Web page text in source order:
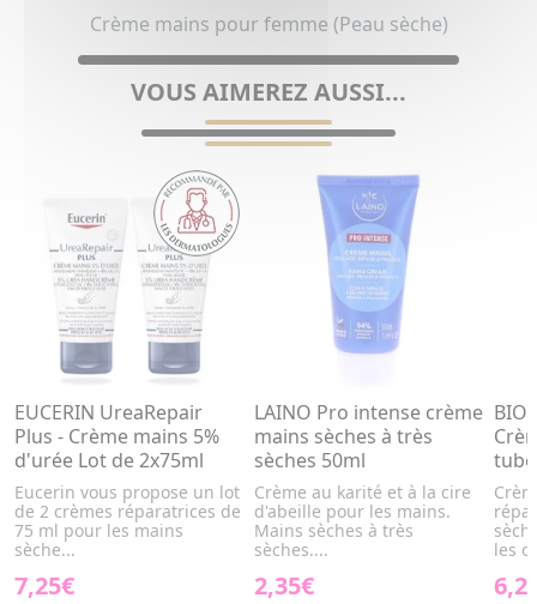
Crème mains pour femme (Peau sèche)
VOUS AIMEREZ AUSSI...
EUCERIN UreaRepair
Plus - Crème mains 5%
d'urée Lot de 2x75ml
Eucerin vous propose un lot
de 2 crèmes réparatrices de
75 ml pour les mains
sèche...
7,25€
LAINO Pro intense crème
mains sèches à très
sèches 50ml
Crème au karité et à la cire
d'abeille pour les mains.
Mains sèches à très
sèches....
2,35€
les